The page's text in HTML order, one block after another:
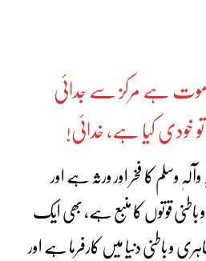
ہے مرکز سے جدائی
خودی کیا ہے، خدائی!
وآلہٖ وسلم کا فخر اور ورثہ ہے اور
قوتوں کا منبع ہے، بھی ایک
و باطنی دنیا میں کارفرما ہے اور